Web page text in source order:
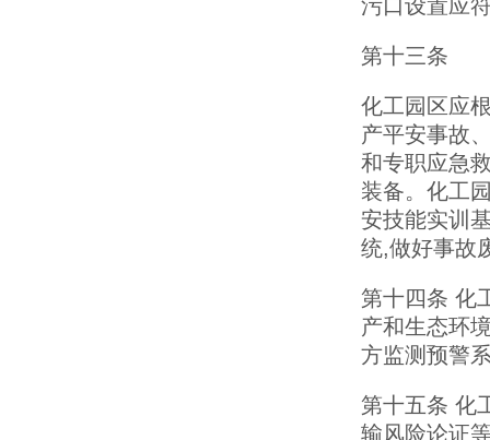
污口设置应
第十三条
化工园区应
产平安事故
和专职应急
装备。化工
安技能实训
统,做好事故
第十四条 化
产和生态环
方监测预警
第十五条 化
输风险论证